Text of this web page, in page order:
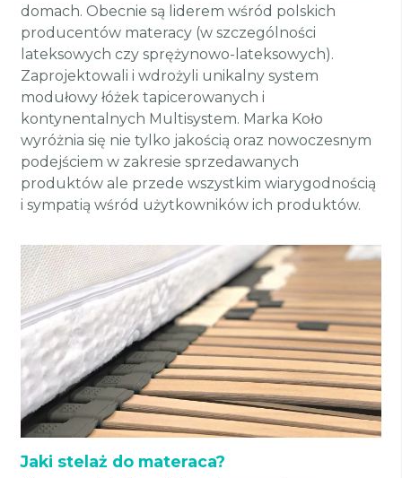
domach. Obecnie są liderem wśród polskich
producentów materacy (w szczególności
lateksowych czy sprężynowo-lateksowych).
Zaprojektowali i wdrożyli unikalny system
modułowy łóżek tapicerowanych i
kontynentalnych Multisystem. Marka Koło
wyróżnia się nie tylko jakością oraz nowoczesnym
podejściem w zakresie sprzedawanych
produktów ale przede wszystkim wiarygodnością
i sympatią wśród użytkowników ich produktów.
Jaki stelaż do materaca?